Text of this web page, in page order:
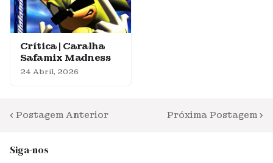
Crítica | Caralha
Safamix Madness
24 Abril, 2026
Postagem Anterior Próxima Postagem
Siga-nos